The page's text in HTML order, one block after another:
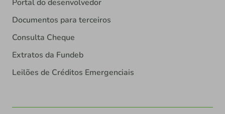
Portal do desenvolvedor
Documentos para terceiros
Consulta Cheque
Extratos da Fundeb
Leilões de Créditos Emergenciais